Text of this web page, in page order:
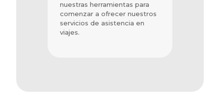
nuestras herramientas para
comenzar a ofrecer nuestros
servicios de asistencia en
viajes.